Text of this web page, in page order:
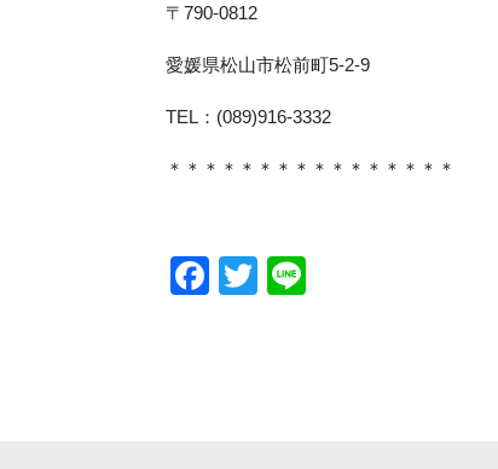
〒790-0812
愛媛県松山市松前町5-2-9
TEL：(089)916-3332
＊＊＊＊＊＊＊＊＊＊＊＊＊＊＊＊
Facebook
Twitter